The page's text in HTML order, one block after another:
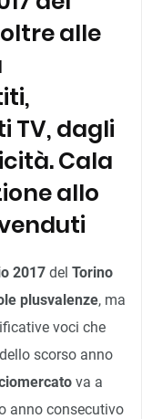
alle
TV, dagli
Cala
allo
2017 del Torino
plusvalenze, ma
voci che
scorso anno
va a
anno consecutivo